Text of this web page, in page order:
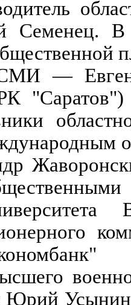
Семенец.
—
"Саратов")
Юрий